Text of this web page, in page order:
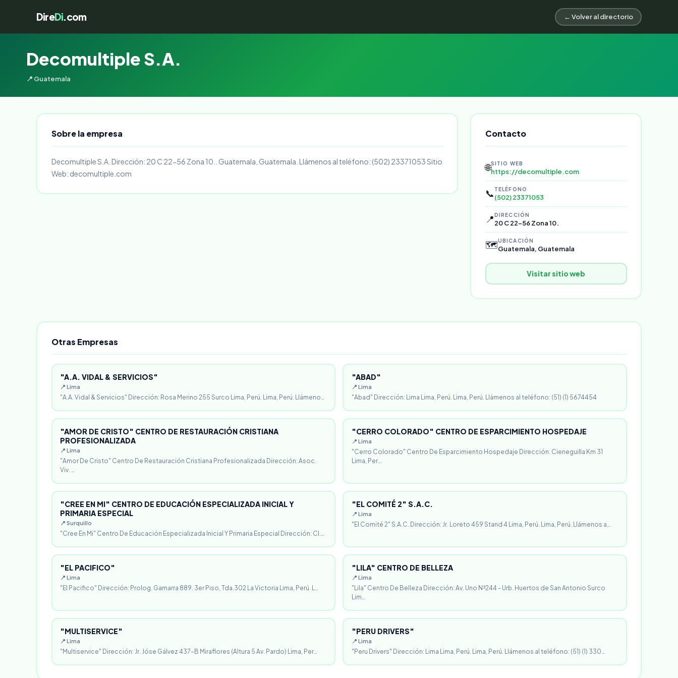
DireDi.com ← Volver al directorio
Decomultiple S.A.
📍 Guatemala
Sobre la empresa
Decomultiple S.A. Dirección: 20 C 22-56 Zona 10.. Guatemala, Guatemala. Llámenos al teléfono: (502) 23371053 Sitio
Web: decomultiple.com
Contacto
🌐SITIO WEB
https://decomultiple.com
📞 TELÉFONO
(502) 23371053
📍DIRECCIÓN
20 C 22-56 Zona 10.
🗺️UBICACIÓN
Guatemala, Guatemala
Visitar sitio web
Otras Empresas
"A.A. VIDAL & SERVICIOS"
📍 Lima
"A.A. Vidal & Servicios" Dirección: Rosa Merino 255 Surco Lima, Perú. Lima, Perú. Llámeno…
"ABAD"
📍 Lima
"Abad" Dirección: Lima Lima, Perú. Lima, Perú. Llámenos al teléfono: (51) (1) 5674454
"AMOR DE CRISTO" CENTRO DE RESTAURACIÓN CRISTIANA
PROFESIONALIZADA
📍 Lima
"Amor De Cristo" Centro De Restauración Cristiana Profesionalizada Dirección: Asoc.
Viv. …
"CERRO COLORADO" CENTRO DE ESPARCIMIENTO HOSPEDAJE
📍 Lima
"Cerro Colorado" Centro De Esparcimiento Hospedaje Dirección: Cieneguilla Km 31
Lima, Per…
"CREE EN MI" CENTRO DE EDUCACIÓN ESPECIALIZADA INICIAL Y
PRIMARIA ESPECIAL
📍 Surquillo
"Cree En Mi" Centro De Educación Especializada Inicial Y Primaria Especial Dirección: Cl.…
"EL COMITÉ 2" S.A.C.
📍 Lima
"El Comité 2" S.A.C. Dirección: Jr. Loreto 459 Stand 4 Lima, Perú. Lima, Perú. Llámenos a…
"EL PACIFICO"
📍 Lima
"El Pacifico" Dirección: Prolog. Gamarra 889. 3er Piso, Tda.302 La Victoria Lima, Perú. L…
"LILA" CENTRO DE BELLEZA
📍 Lima
"Lila" Centro De Belleza Dirección: Av. Uno N³244 - Urb. Huertos de San Antonio Surco
Lim…
"MULTISERVICE"
📍 Lima
"Multiservice" Dirección: Jr. Jóse Gálvez 437-B Miraflores (Altura 5 Av. Pardo) Lima, Per…
"PERU DRIVERS"
📍 Lima
"Peru Drivers" Dirección: Lima Lima, Perú. Lima, Perú. Llámenos al teléfono: (51) (1) 330…